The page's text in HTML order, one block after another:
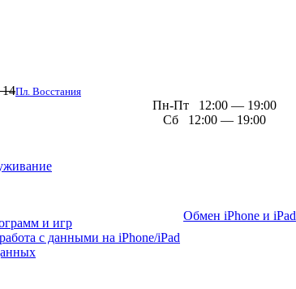
Пл. Восстания
Пн-Пт 12:00 — 19:00
Сб 12:00 — 19:00
и игр
с данными на iPhone/iPad
Обмен iPhone и iPad